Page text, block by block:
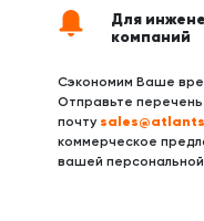
Для
компаний
Сэкономим Ваше
Отправьте
почту
коммерческое
вашей персональной